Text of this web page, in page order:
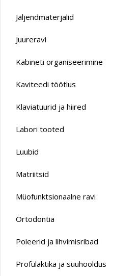
Jäljendmaterjalid
Juureravi
Kabineti organiseerimine
Kaviteedi töötlus
Klaviatuurid ja hiired
Labori tooted
Luubid
Matriitsid
Müofunktsionaalne ravi
Ortodontia
Poleerid ja lihvimisribad
Profülaktika ja suuhooldus